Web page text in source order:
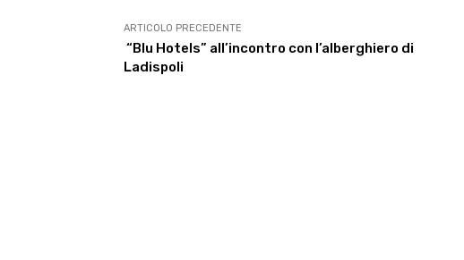
ARTICOLO PRECEDENTE
“Blu Hotels” all’incontro con l’alberghiero di
Ladispoli